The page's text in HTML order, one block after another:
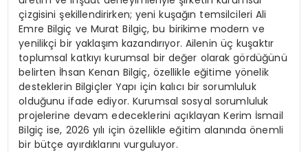
çizgisini şekillendirirken; yeni kuşağın temsilcileri Ali
Emre Bilgiç ve Murat Bilgiç, bu birikime modern ve
yenilikçi bir yaklaşım kazandırıyor. Ailenin üç kuşaktır
toplumsal katkıyı kurumsal bir değer olarak gördüğünü
belirten İhsan Kenan Bilgiç, özellikle eğitime yönelik
desteklerin Bilgiçler Yapı için kalıcı bir sorumluluk
olduğunu ifade ediyor. Kurumsal sosyal sorumluluk
projelerine devam edeceklerini açıklayan Kerim İsmail
Bilgiç ise, 2026 yılı için özellikle eğitim alanında önemli
bir bütçe ayırdıklarını vurguluyor.